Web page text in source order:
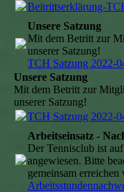
Beitrittserklärung-
Unsere Satzung
Mit dem Betritt zur
unserer Satzung!
TCH Satzung 2022-
Unsere Satzung
Mit dem Betritt zur
unserer Satzung!
TCH Satzung 2022-
Arbeitseinsatz -
Der Tennisclub ist
angewiesen. Bitte
gemeinsam